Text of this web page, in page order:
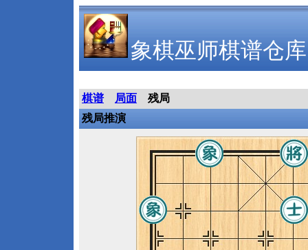
象棋巫师棋谱仓库
棋谱 局面
残局
残局推演